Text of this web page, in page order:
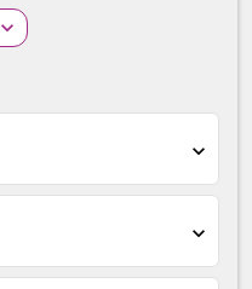
expand_more
expand_more
expand_more